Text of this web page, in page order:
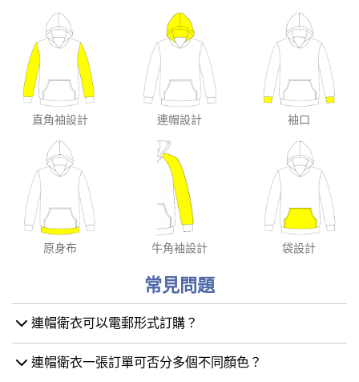
直角袖設計 連帽設計 袖口
原身布 牛角袖設計 袋設計
常見問題
連帽衛衣可以電郵形式訂購？
連帽衛衣一張訂單可否分多個不同顏色？